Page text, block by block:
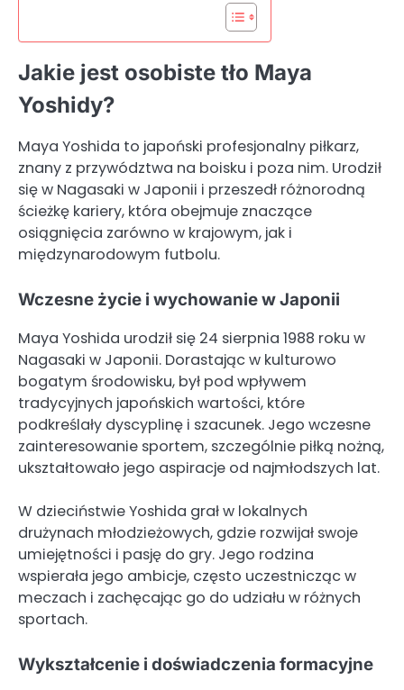
Jakie jest osobiste tło Maya
Yoshidy?
Maya Yoshida to japoński profesjonalny piłkarz,
znany z przywództwa na boisku i poza nim. Urodził
się w Nagasaki w Japonii i przeszedł różnorodną
ścieżkę kariery, która obejmuje znaczące
osiągnięcia zarówno w krajowym, jak i
międzynarodowym futbolu.
Wczesne życie i wychowanie w Japonii
Maya Yoshida urodził się 24 sierpnia 1988 roku w
Nagasaki w Japonii. Dorastając w kulturowo
bogatym środowisku, był pod wpływem
tradycyjnych japońskich wartości, które
podkreślały dyscyplinę i szacunek. Jego wczesne
zainteresowanie sportem, szczególnie piłką nożną,
ukształtowało jego aspiracje od najmłodszych lat.
W dzieciństwie Yoshida grał w lokalnych
drużynach młodzieżowych, gdzie rozwijał swoje
umiejętności i pasję do gry. Jego rodzina
wspierała jego ambicje, często uczestnicząc w
meczach i zachęcając go do udziału w różnych
sportach.
Wykształcenie i doświadczenia formacyjne